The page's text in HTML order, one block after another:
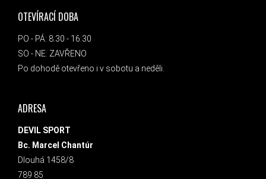
OTEVÍRACÍ DOBA
PO - PÁ: 8:30 - 16:30
SO - NE: ZAVŘENO
Po dohodě otevřeno i v sobotu a neděli.
ADRESA
DEVIL SPORT
Bc. Marcel Chantúr
Dlouhá 1458/8
789 85